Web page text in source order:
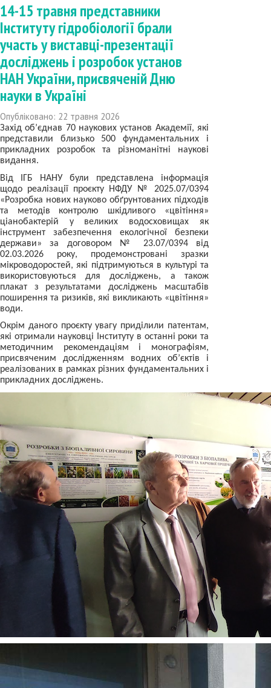
14-15 травня представники
Інституту гідробіології брали
участь у виставці-презентації
досліджень і розробок установ
НАН України, присвяченій Дню
науки в Україні
Опубліковано: 22 травня 2026
Захід об’єднав 70 наукових установ Академії, які
представили близько 500 фундаментальних і
прикладних розробок та різноманітні наукові
видання.
Від ІГБ НАНУ були представлена інформація
щодо реалізації проєкту НФДУ № 2025.07/0394
«Розробка нових науково обґрунтованих підходів
та методів контролю шкідливого «цвітіння»
ціанобактерій у великих водосховищах як
інструмент забезпечення екологічної безпеки
держави» за договором № 23.07/0394 від
02.03.2026 року, продемонстровані зразки
мікроводоростей, які підтримуються в культурі та
використовуються для досліджень, а також
плакат з результатами досліджень масштабів
поширення та ризиків, які викликають «цвітіння»
води.
Окрім даного проєкту увагу приділили патентам,
які отримали науковці Інституту в останні роки та
методичним рекомендаціям і монографіям,
присвяченим дослідженням водних об’єктів і
реалізованих в рамках різних фундаментальних і
прикладних досліджень.